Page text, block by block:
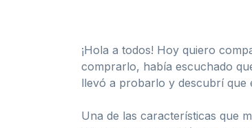
¡Hola a todos! Hoy quiero
comprarlo, había escuchado
llevó a probarlo y descubrí que
Una de las características que